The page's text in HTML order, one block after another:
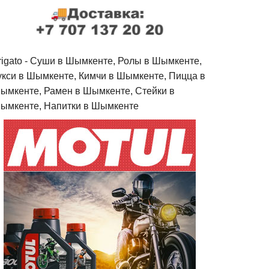
- Cуши в Шымкенте, Ролы в Шымкенте,
в Шымкенте, Кимчи в Шымкенте, Пицца в
Рамен в Шымкенте, Стейки в
Напитки в Шымкенте